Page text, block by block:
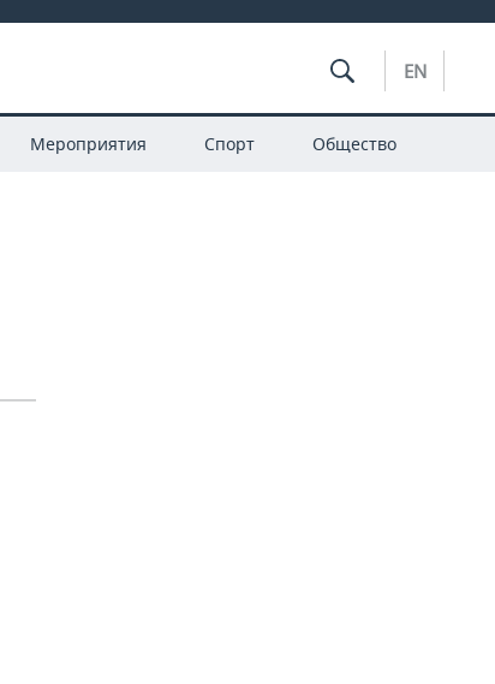
EN
Мероприятия Спорт Общество